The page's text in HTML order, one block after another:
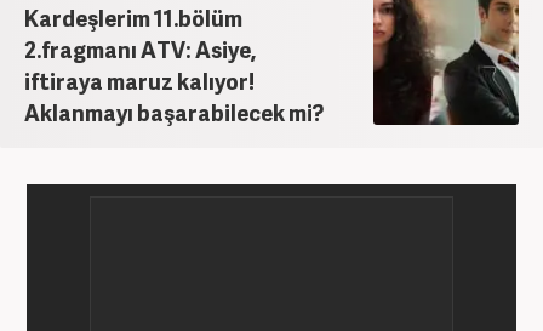
Kardeşlerim 11.bölüm
2.fragmanı ATV: Asiye,
iftiraya maruz kalıyor!
Aklanmayı başarabilecek mi?